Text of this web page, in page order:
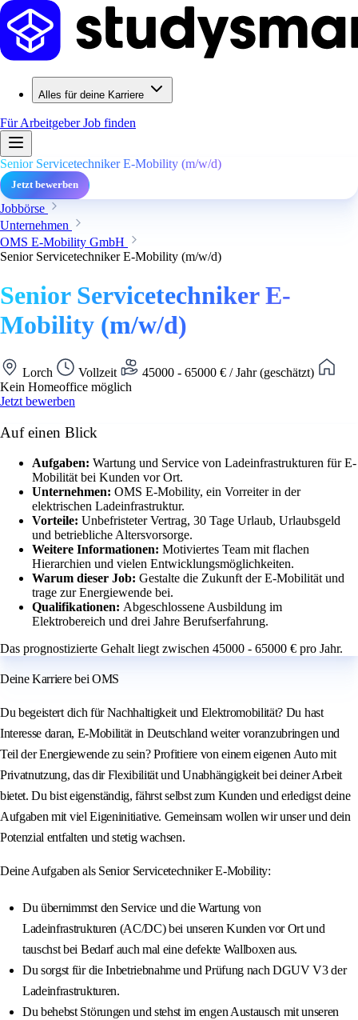
Alles für deine Karriere
Für ArbeitgeberJob finden
Senior Servicetechniker E-Mobility (m/w/d)
Jetzt bewerben
Jobbörse
Unternehmen
OMS E-Mobility GmbH
Senior Servicetechniker E-Mobility (m/w/d)
Senior Servicetechniker E-
Mobility (m/w/d)
Lorch Vollzeit
45000 - 65000 € / Jahr (geschätzt)
Kein Homeoffice möglich
Jetzt bewerben
Auf einen Blick
Aufgaben: Wartung und Service von Ladeinfrastrukturen für E-
Mobilität bei Kunden vor Ort.
Unternehmen: OMS E-Mobility, ein Vorreiter in der
elektrischen Ladeinfrastruktur.
Vorteile: Unbefristeter Vertrag, 30 Tage Urlaub, Urlaubsgeld
und betriebliche Altersvorsorge.
Weitere Informationen: Motiviertes Team mit flachen
Hierarchien und vielen Entwicklungsmöglichkeiten.
Warum dieser Job: Gestalte die Zukunft der E-Mobilität und
trage zur Energiewende bei.
Qualifikationen: Abgeschlossene Ausbildung im
Elektrobereich und drei Jahre Berufserfahrung.
Das prognostizierte Gehalt liegt zwischen 45000 - 65000 € pro Jahr.
Deine Karriere bei OMS
Du begeistert dich für Nachhaltigkeit und Elektromobilität? Du hast
Interesse daran, E-Mobilität in Deutschland weiter voranzubringen und
Teil der Energiewende zu sein? Profitiere von einem eigenen Auto mit
Privatnutzung, das dir Flexibilität und Unabhängigkeit bei deiner Arbeit
bietet. Du bist eigenständig, fährst selbst zum Kunden und erledigst deine
Aufgaben mit viel Eigeninitiative. Gemeinsam wollen wir unser und dein
Potenzial entfalten und stetig wachsen.
Deine Aufgaben als Senior Servicetechniker E-Mobility:
Du übernimmst den Service und die Wartung von
Ladeinfrastrukturen (AC/DC) bei unseren Kunden vor Ort und
tauschst bei Bedarf auch mal eine defekte Wallboxen aus.
Du sorgst für die Inbetriebnahme und Prüfung nach DGUV V3 der
Ladeinfrastrukturen.
Du behebst Störungen und stehst im engen Austausch mit unseren